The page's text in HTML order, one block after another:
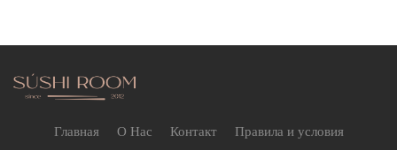
Главная О Нас Контакт Правила и условия